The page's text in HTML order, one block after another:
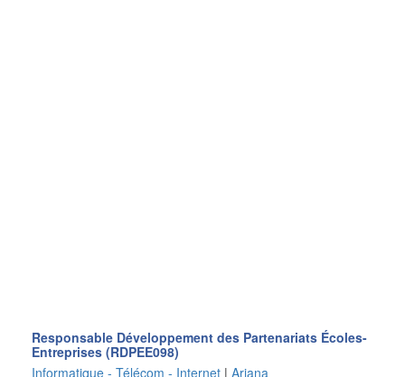
Responsable Développement des Partenariats Écoles-
Entreprises (RDPEE098)
Informatique - Télécom - Internet | Ariana